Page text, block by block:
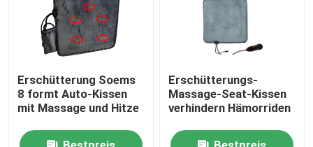
Haus
Produkte
Über uns
Erschütterung Soems
8 formt Auto-Kissen
mit Massage und Hitze
Erschütterungs-
Massage-Seat-Kissen
verhindern Hämorriden